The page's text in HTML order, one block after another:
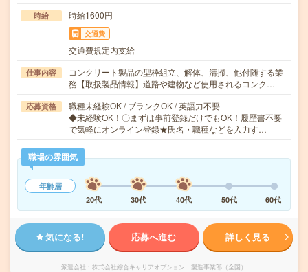
時給 時給1600円
交通費
交通費規定内支給
仕事内容
コンクリート製品の型枠組立、解体、清掃、他付随する業
務【取扱製品情報】道路や建物など使用されるコンク…
応募資格
職種未経験OK / ブランクOK / 英語力不要
◆未経験OK！〇まずは事前登録だけでもOK！履歴書不要
で気軽にオンライン登録★氏名・職種などを入力す…
職場の雰囲気
年齢層
20代
30代 40代 50代 60代
気になる! 応募へ進む 詳しく見る
派遣会社 株式会社綜合キャリアオプション 製造事業部（全国）